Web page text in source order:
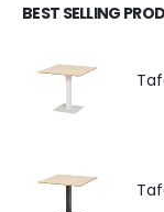
BEST SELLING